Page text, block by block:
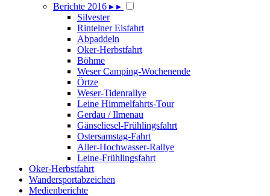
Berichte 2016 ▸ ▸
Silvester
Rintelner Eisfahrt
Abpaddeln
Oker-Herbstfahrt
Böhme
Weser Camping-Wochenende
Örtze
Weser-Tidenrallye
Leine Himmelfahrts-Tour
Gerdau / Ilmenau
Gänseliesel-Frühlingsfahrt
Ostersamstag-Fahrt
Aller-Hochwasser-Rallye
Leine-Frühlingsfahrt
Oker-Herbstfahrt
Wandersportabzeichen
Medienberichte